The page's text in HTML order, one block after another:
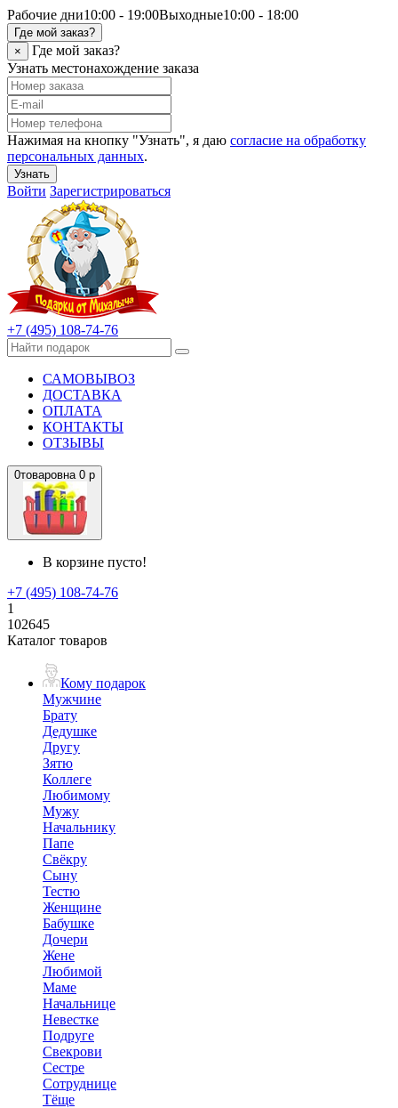
Рабочие дни10:00 - 19:00Выходные10:00 - 18:00
Где мой заказ?
×
Где мой заказ?
Узнать местонахождение заказа
Нажимая на кнопку "Узнать", я даю согласие на обработку
персональных данных.
Узнать
Войти Зарегистрироваться
+7 (495) 108-74-76
САМОВЫВОЗ
ДОСТАВКА
ОПЛАТА
КОНТАКТЫ
ОТЗЫВЫ
0товаровна 0 р
В корзине пусто!
+7 (495) 108-74-76
1
102645
Каталог товаров
Кому подарок
Мужчине
Брату
Дедушке
Другу
Зятю
Коллеге
Любимому
Мужу
Начальнику
Папе
Свёкру
Сыну
Тестю
Женщине
Бабушке
Дочери
Жене
Любимой
Маме
Начальнице
Невестке
Подруге
Свекрови
Сестре
Сотруднице
Тёще